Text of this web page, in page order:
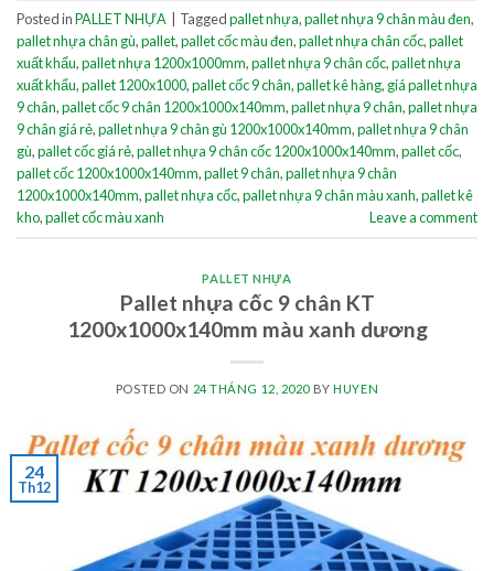
Posted inPALLET NHỰA Taggedpallet nhựa,pallet nhựa 9 chân màu đen,
pallet nhựa chân gù,pallet,pallet cốc màu đen,pallet nhựa chân cốc,pallet
xuất khẩu,pallet nhựa 1200x1000mm,pallet nhựa 9 chân cốc,pallet nhựa
xuất khẩu,pallet 1200x1000,pallet cốc 9 chân,pallet kê hàng, giá pallet nhựa
9 chân,pallet cốc 9 chân 1200x1000x140mm,pallet nhựa 9 chân,pallet nhựa
9 chân giá rẻ,pallet nhựa 9 chân gù 1200x1000x140mm,pallet nhựa 9 chân
gù,pallet cốc giá rẻ,pallet nhựa 9 chân cốc 1200x1000x140mm,pallet cốc,
pallet cốc 1200x1000x140mm,pallet 9 chân,pallet nhựa 9 chân
1200x1000x140mm,pallet nhựa cốc,pallet nhựa 9 chân màu xanh,pallet kê
kho,pallet cốc màu xanh Leave a comment
PALLET NHỰA
Pallet nhựa cốc 9 chân KT
1200x1000x140mm màu xanh dương
POSTED ON 24 THÁNG 12, 2020 BYHUYEN
24
Th12